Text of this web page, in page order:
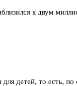
к двум
для детей, то есть,